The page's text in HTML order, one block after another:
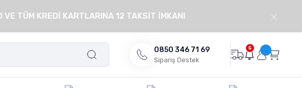
TÜM KREDİ KARTLARINA 12 TAKSİT İMKANI
0850 346 71 69
Sipariş Destek
5